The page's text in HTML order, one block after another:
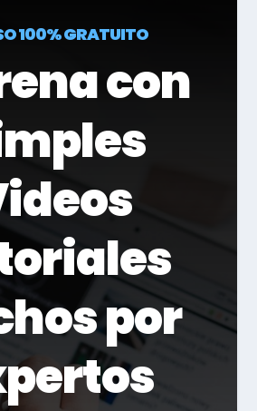
100% GRATUITO
con
por